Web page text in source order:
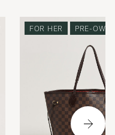
FOR HER PRE-